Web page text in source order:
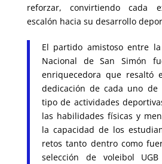
reforzar, convirtiendo cada
escalón hacia su desarrollo
El partido amistoso entre
Nacional de San Simón
enriquecedora que resaltó
dedicación de cada uno de
tipo de actividades
las habilidades físicas y
la capacidad de los
retos tanto dentro como
selección de voleibol